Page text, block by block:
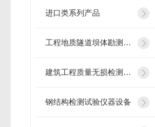
进口类系列产品
工程地质隧道坝体勘测仪器
建筑工程质量无损检测仪器
钢结构检测试验仪器设备